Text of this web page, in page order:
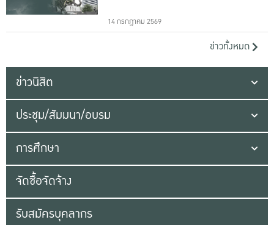
14 กรกฎาคม 2569
ข่าวทั้งหมด
ข่าวนิสิต
ประชุม/สัมมนา/อบรม
การศึกษา
จัดซื้อจัดจ้าง
รับสมัครบุคลากร